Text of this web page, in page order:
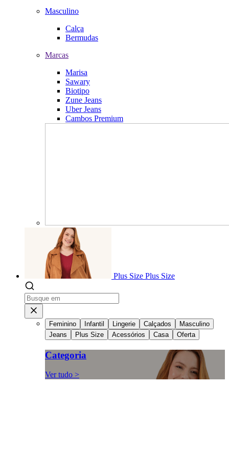
Masculino
Calça
Bermudas
Marcas
Marisa
Sawary
Biotipo
Zune Jeans
Uber Jeans
Cambos Premium
Plus Size Plus Size
Feminino Infantil Lingerie Calçados
Masculino
Jeans
Plus Size Acessórios Casa Oferta
Categoria
Ver tudo >